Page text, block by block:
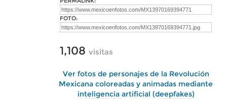
FOTO:
1,108 visitas
Ver fotos de personajes de la Revolución
Mexicana coloreadas y animadas mediante
inteligencia artificial (deepfakes)